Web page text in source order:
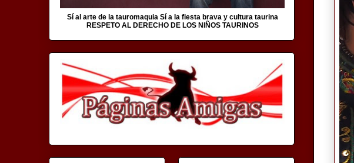
Sí al arte de la tauromaquia Sí a la fiesta brava y cultura taurina
RESPETO AL DERECHO DE LOS NIÑOS TAURINOS